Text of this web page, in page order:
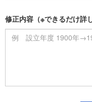
修正内容（※できるだけ詳